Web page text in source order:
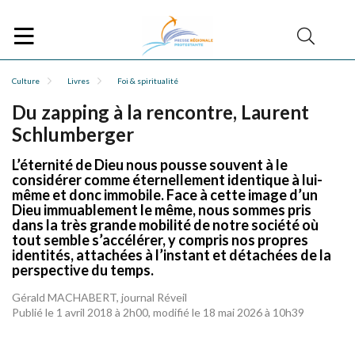
Culture Livres Foi & spiritualité
Du zapping à la rencontre, Laurent
Schlumberger
L’éternité de Dieu nous pousse souvent à le
considérer comme éternellement identique à lui-
même et donc immobile. Face à cette image d’un
Dieu immuablement le même, nous sommes pris
dans la très grande mobilité de notre société où
tout semble s’accélérer, y compris nos propres
identités, attachées à l’instant et détachées de la
perspective du temps.
Gérald MACHABERT, journal Réveil
Publié le 1 avril 2018 à 2h00, modifié le 18 mai 2026 à 10h39